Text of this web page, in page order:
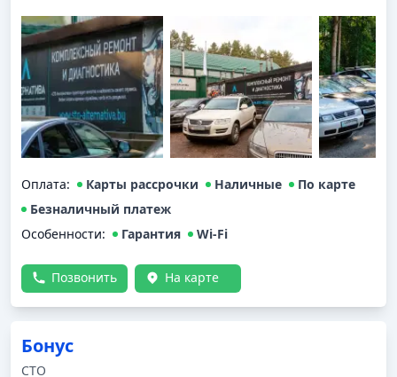
Оплата: Карты рассрочки Наличные
По карте
Безналичный платеж
Особенности:
Гарантия Wi-Fi
Позвонить На карте
Бонус
СТО